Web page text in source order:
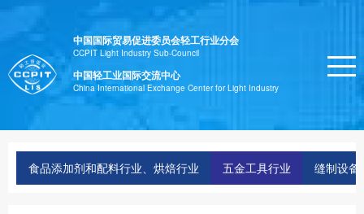
中国国际贸易促进委员会轻工行业分会
CCPIT Light Industry Sub-Council
中国轻工业国际交流中心
China International Exchange Center for Light Industry
食品添加剂和配料行业、烘焙行业 五金工具行业 缝制设备